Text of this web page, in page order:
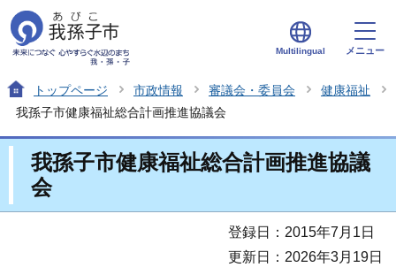
Multilingual メニュー
トップページ 市政情報 審議会・委員会
健康福祉
我孫子市健康福祉総合計画推進協議会
我孫子市健康福祉総合計画推進協議
会
登録日：2015年7月1日
更新日：2026年3月19日